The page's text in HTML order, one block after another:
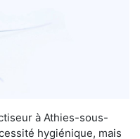
à Athies-sous-
hygiénique, mais